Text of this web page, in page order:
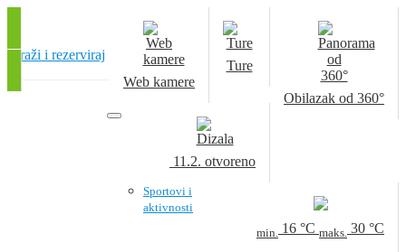
Obilazak od 360°
Ture
Web kamere
11.2. otvoreno
min. 16 °C maks. 30 °C
Traži i rezerviraj
Sportovi i
aktivnosti